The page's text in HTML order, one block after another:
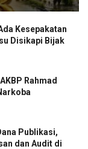
Kesepakatan
Disikapi Bijak
Rahmad
Publikasi,
dan Audit di